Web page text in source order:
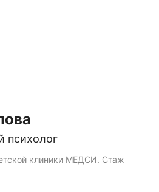
психолог
клиники МЕДСИ. Стаж